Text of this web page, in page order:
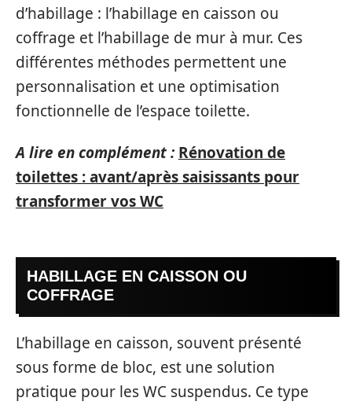
d’habillage : l’habillage en caisson ou
coffrage et l’habillage de mur à mur. Ces
différentes méthodes permettent une
personnalisation et une optimisation
fonctionnelle de l’espace toilette.
A lire en complément : Rénovation de
toilettes : avant/après saisissants pour
transformer vos WC
HABILLAGE EN CAISSON OU
COFFRAGE
L’habillage en caisson, souvent présenté
sous forme de bloc, est une solution
pratique pour les WC suspendus. Ce type